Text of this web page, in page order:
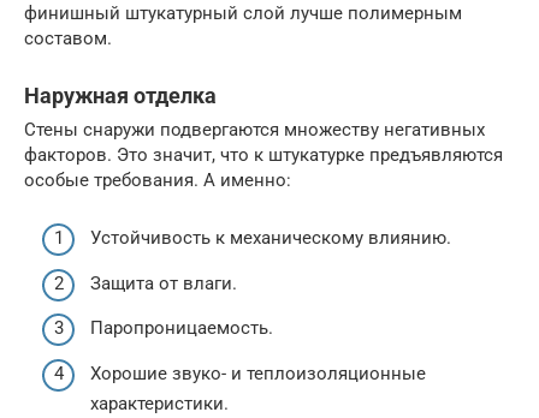
финишный штукатурный слой лучше полимерным
составом.
Наружная отделка
Стены снаружи подвергаются множеству негативных
факторов. Это значит, что к штукатурке предъявляются
особые требования. А именно:
Устойчивость к механическому влиянию.
Защита от влаги.
Паропроницаемость.
Хорошие звуко- и теплоизоляционные
характеристики.